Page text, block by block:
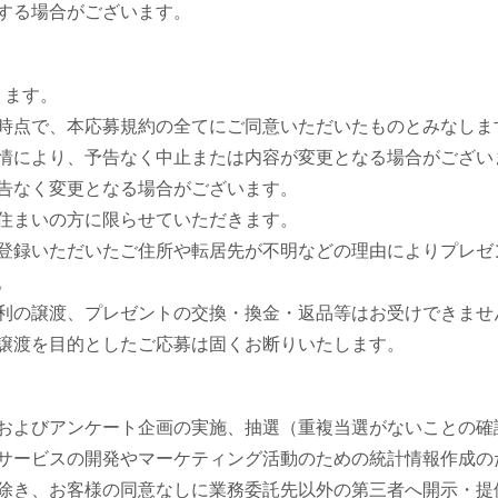
場合がございます。
す。
で、本応募規約の全てにご同意いただいたものとみなしま
より、予告なく中止または内容が変更となる場合がござ
く変更となる場合がございます。
いの方に限らせていただきます。
いただいたご住所や転居先が不明などの理由によりプレ
譲渡、プレゼントの交換・換金・返品等はお受けできませ
を目的としたご応募は固くお断りいたします。
よびアンケート企画の実施、抽選（重複当選がないことの
ービスの開発やマーケティング活動のための統計情報作成
き、お客様の同意なしに業務委託先以外の第三者へ開示・